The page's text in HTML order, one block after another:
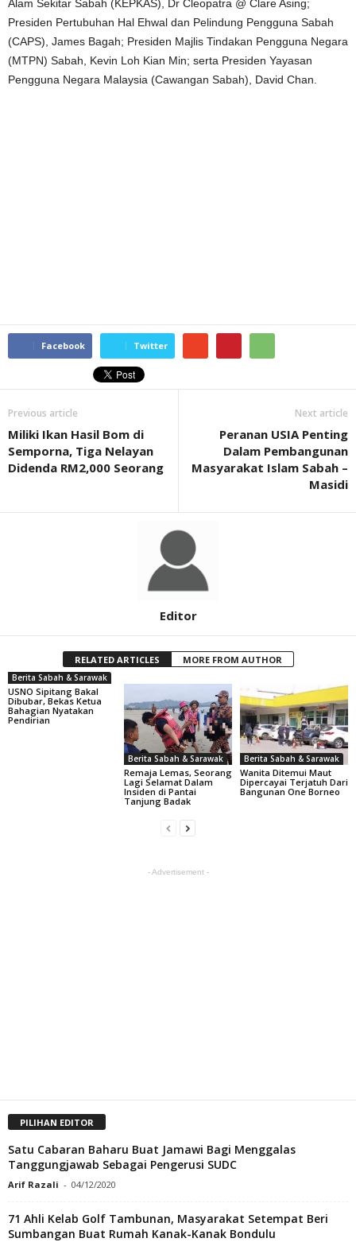
Alam Sekitar Sabah (KEPKAS), Dr Cleopatra @ Clare Asing;
Presiden Pertubuhan Hal Ehwal dan Pelindung Pengguna Sabah
(CAPS), James Bagah; Presiden Majlis Tindakan Pengguna Negara
(MTPN) Sabah, Kevin Loh Kian Min; serta Presiden Yayasan
Pengguna Negara Malaysia (Cawangan Sabah), David Chan.
Facebook Twitter
Previous article
Miliki Ikan Hasil Bom di
Semporna, Tiga Nelayan
Didenda RM2,000 Seorang
Next article
Peranan USIA Penting
Dalam Pembangunan
Masyarakat Islam Sabah –
Masidi
Editor
RELATED ARTICLES MORE FROM AUTHOR
Berita Sabah & Sarawak
USNO Sipitang Bakal
Dibubar, Bekas Ketua
Bahagian Nyatakan
Pendirian
Berita Sabah & Sarawak
Remaja Lemas, Seorang
Lagi Selamat Dalam
Insiden di Pantai
Tanjung Badak
Berita Sabah & Sarawak
Wanita Ditemui Maut
Dipercayai Terjatuh Dari
Bangunan One Borneo
- Advertisement -
PILIHAN EDITOR
Satu Cabaran Baharu Buat Jamawi Bagi Menggalas
Tanggungjawab Sebagai Pengerusi SUDC
Arif Razali - 04/12/2020
71 Ahli Kelab Golf Tambunan, Masyarakat Setempat Beri
Sumbangan Buat Rumah Kanak-Kanak Bondulu